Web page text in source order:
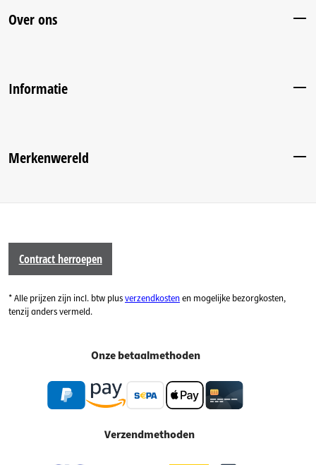
Over ons
Informatie
Merkenwereld
Contract herroepen
* Alle prijzen zijn incl. btw plusverzendkostenen mogelijke bezorgkosten,
tenzij anders vermeld.
Onze betaalmethoden
Verzendmethoden